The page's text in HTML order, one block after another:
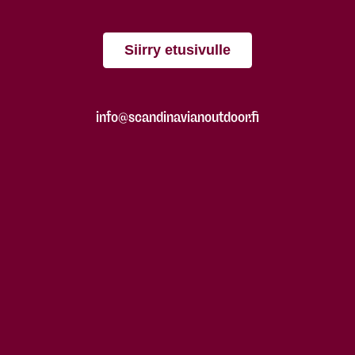
Siirry etusivulle
info@scandinavianoutdoor.fi